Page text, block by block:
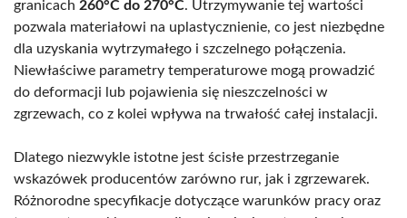
granicach 260°C do 270°C. Utrzymywanie tej wartości
pozwala materiałowi na uplastycznienie, co jest niezbędne
dla uzyskania wytrzymałego i szczelnego połączenia.
Niewłaściwe parametry temperaturowe mogą prowadzić
do deformacji lub pojawienia się nieszczelności w
zgrzewach, co z kolei wpływa na trwałość całej instalacji.
Dlatego niezwykle istotne jest ścisłe przestrzeganie
wskazówek producentów zarówno rur, jak i zgrzewarek.
Różnorodne specyfikacje dotyczące warunków pracy oraz